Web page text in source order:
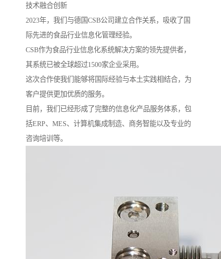
技术融合创新
2023年，我们与德国CSB公司建立合作关系，吸收了国
际先进的食品行业信息化管理经验。
CSB作为食品行业信息化系统解决方案的领先提供者，
其系统已被全球超过1500家企业采用。
这次合作使我们能够将国际经验与本土实践相结合，为
客户提供更加优质的服务。
目前，我们已经形成了完整的信息化产品服务体系，包
括ERP、MES、计算机集成制造、商务智能以及专业的
咨询培训等。